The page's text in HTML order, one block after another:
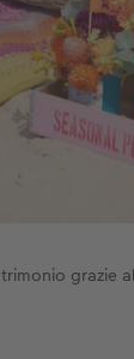
grazie